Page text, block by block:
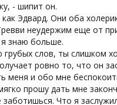
- шипит он.
Эдвард. Они оба
неудержим еще от
знаю больше.
слов, ты слишком
ровно то, что он
меня и обо мне
прошу дать мне
Что я